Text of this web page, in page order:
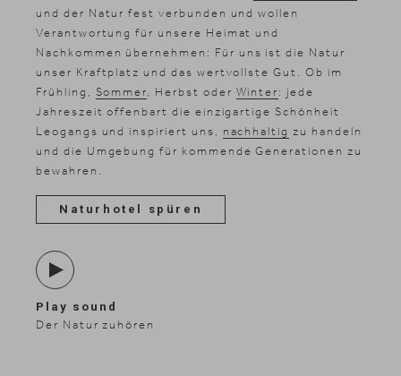
Inklusivleistungen
Shopping
Galerie
und der Natur fest verbunden und wollen
Verantwortung für unsere Heimat und
Nachkommen übernehmen: Für uns ist die Natur
unser Kraftplatz und das wertvollste Gut. Ob im
Frühling, Sommer, Herbst oder Winter : jede
Jahreszeit offenbart die einzigartige Schönheit
Leogangs und inspiriert uns, nachhaltig zu handeln
und die Umgebung für kommende Generationen zu
bewahren.
Naturhotel spüren
Play sound
Der Natur zuhören